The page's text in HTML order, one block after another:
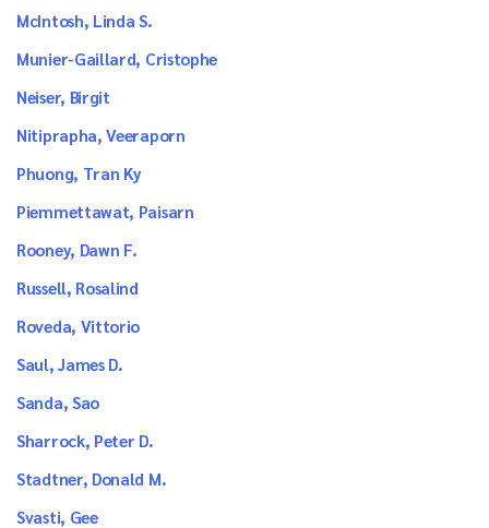
McIntosh, Linda S.
Munier-Gaillard, Cristophe
Neiser, Birgit
Nitiprapha, Veeraporn
Phuong, Tran Ky
Piemmettawat, Paisarn
Rooney, Dawn F.
Russell, Rosalind
Roveda, Vittorio
Saul, James D.
Sanda, Sao
Sharrock, Peter D.
Stadtner, Donald M.
Svasti, Gee